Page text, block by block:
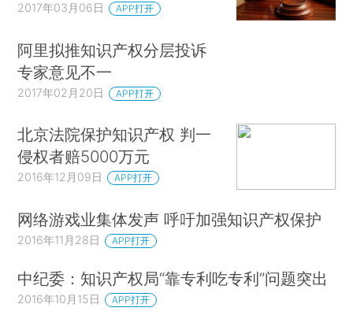
2017年03月06日 APP打开
阿里拟推知识产权分层投诉
专家意见不一
2017年02月20日 APP打开
北京法院保护知识产权 判一
侵权者赔5000万元
2016年12月09日 APP打开
网络游戏业集体发声 呼吁加强知识产权保护
2016年11月28日 APP打开
中纪委：知识产权局“靠专利吃专利”问题突出
2016年10月15日 APP打开